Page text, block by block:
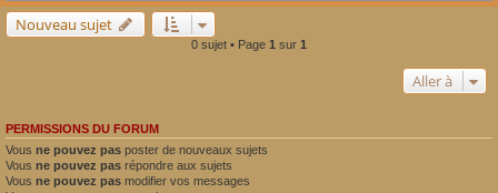
Nouveau sujet
0 sujet • Page 1 sur 1
Aller à
PERMISSIONS DU FORUM
Vous ne pouvez pas poster de nouveaux sujets
Vous ne pouvez pas répondre aux sujets
Vous ne pouvez pas modifier vos messages